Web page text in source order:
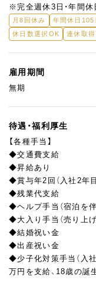
※完全週休3日・年間休
月8回休み 年間休日105
休日数選択OK
連休取
雇用期間
無期
待遇・福利厚生
【各種手当】
◆交通費支給
◆昇給あり
◆賞与年2回（入社2年
◆残業代支給
◆ヘルプ手当（宿泊を
◆大入り手当（売り上
◆結婚祝い金
◆出産祝い金
◆少子化対策手当（入
万円を支給、18歳の誕